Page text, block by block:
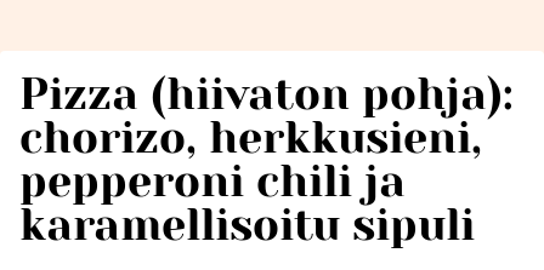
Pizza (hiivaton pohja):
chorizo, herkkusieni,
pepperoni chili ja
karamellisoitu sipuli